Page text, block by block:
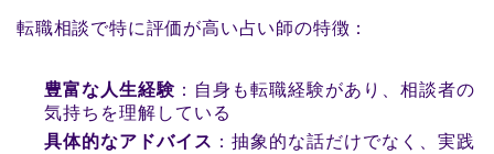
転職相談で特に評価が高い占い師の特徴：
豊富な人生経験 ：自身も転職経験があり、相談者の
気持ちを理解している
具体的なアドバイス ：抽象的な話だけでなく、実践